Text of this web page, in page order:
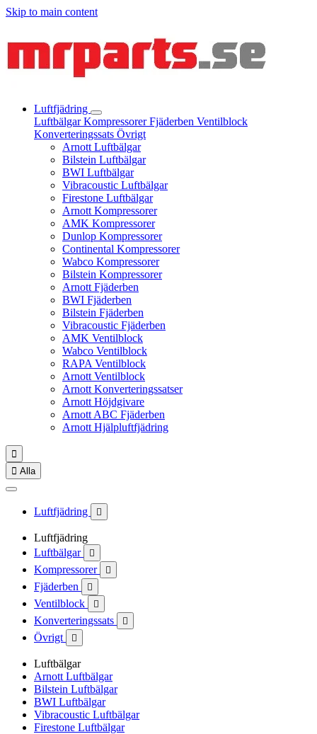
Skip to main content
Luftfjädring
LuftbälgarKompressorerFjäderben Ventilblock
Konverteringssats Övrigt
Arnott Luftbälgar
Bilstein Luftbälgar
BWI Luftbälgar
Vibracoustic Luftbälgar
Firestone Luftbälgar
Arnott Kompressorer
AMK Kompressorer
Dunlop Kompressorer
Continental Kompressorer
Wabco Kompressorer
Bilstein Kompressorer
Arnott Fjäderben
BWI Fjäderben
Bilstein Fjäderben
Vibracoustic Fjäderben
AMK Ventilblock
Wabco Ventilblock
RAPA Ventilblock
Arnott Ventilblock
Arnott Konverteringssatser
Arnott Höjdgivare
Arnott ABC Fjäderben
Arnott Hjälpluftfjädring

 Alla
Luftfjädring 
Luftfjädring
Luftbälgar

Kompressorer 
Fjäderben 
Ventilblock 
Konverteringssats 
Övrigt 
Luftbälgar
Arnott Luftbälgar
Bilstein Luftbälgar
BWI Luftbälgar
Vibracoustic Luftbälgar
Firestone Luftbälgar